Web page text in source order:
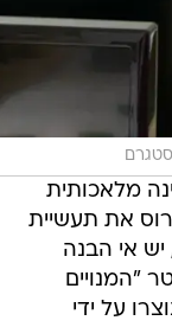
מלאכותית
את תעשיית
יש אי הבנה
"המנויים
על ידי